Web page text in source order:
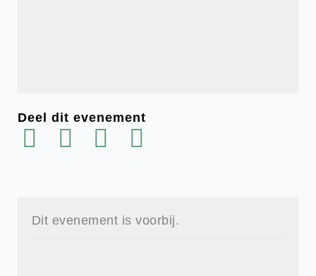
Deel dit evenement
Dit evenement is voorbij.